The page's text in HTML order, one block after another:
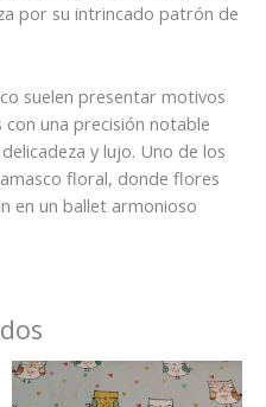
por su intrincado patrón de
suelen presentar motivos
una precisión notable
y lujo. Uno de los
floral, donde flores
en un ballet armonioso